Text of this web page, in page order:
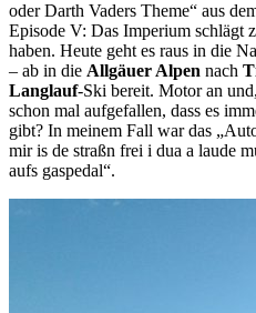
oder Darth Vaders Theme“ aus
Episode V: Das Imperium schlägt
haben. Heute geht es raus in die
– ab in die Allgäuer Alpen nach
Langlauf-Ski bereit. Motor an
schon mal aufgefallen, dass es
gibt? In meinem Fall war das
mir is de straßn frei i dua a laude
aufs gaspedal“.